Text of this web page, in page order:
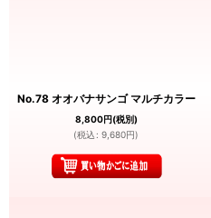
No.78 オオバナサンゴ マルチカラー
8,800円(税別)
(税込 : 9,680円)